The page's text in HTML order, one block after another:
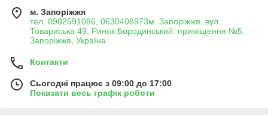
м. Запоріжжя
тел. 0982591086, 0630408973м. Запоріжжя. вул.
Товариська 49. Ринок Бородинський. приміщення №5,
Запоріжжя, Україна
Контакти
Сьогодні працює з 09:00 до 17:00
Показати весь графік роботи